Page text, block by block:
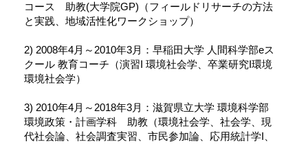
コース 助教(大学院GP)（フィールドリサーチの方法
と実践、地域活性化ワークショップ）
2) 2008年4月～2010年3月：早稲田大学 人間科学部eス
クール 教育コーチ（演習I 環境社会学、卒業研究I環境
環境社会学）
3) 2010年4月～2018年3月：滋賀県立大学 環境科学部
環境政策・計画学科 助教（環境社会学、社会学、現
代社会論、社会調査実習、市民参加論、応用統計学I、